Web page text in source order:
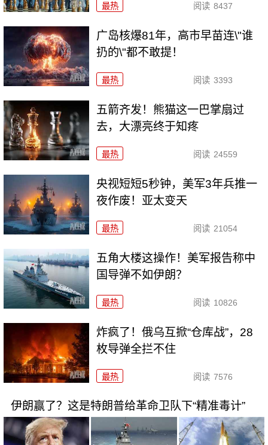
最热 阅读 8437
广岛核爆81年，高市早苗连\"谁
扔的\"都不敢提！
最热 阅读 3393
五箭齐发！熊猫这一巴掌扇过
去，大漂亮终于知疼
最热 阅读 24559
央视短短5秒钟，美军3年兵推一
夜作废！亚太变天
最热 阅读 21054
五角大楼这操作！美军报告称中
国导弹不如伊朗？
最热 阅读 10826
炸疯了！俄乌互掀“仓库战”，28
枚导弹全拦不住
最热 阅读 7576
伊朗赢了？这是特朗普给革命卫队下“精准毒计”